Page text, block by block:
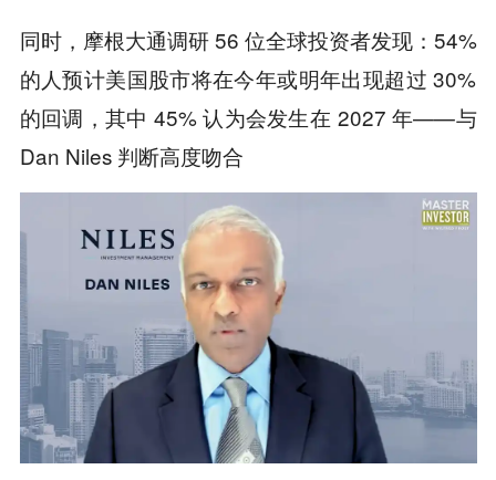
同时，摩根大通调研 56 位全球投资者发现：54%
的人预计美国股市将在今年或明年出现超过 30%
的回调，其中 45% 认为会发生在 2027 年——与
Dan Niles 判断高度吻合